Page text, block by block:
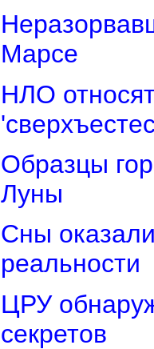
Марсе
НЛО
Образцы
Луны
Сны
реальности
ЦРУ
секретов